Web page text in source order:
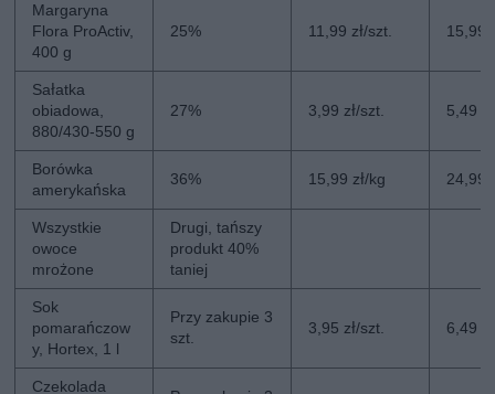
Margaryna
Flora ProActiv,
400 g
25% 11,99 zł/szt. 15,99
Sałatka
obiadowa,
880/430-550 g
27% 3,99 zł/szt. 5,49
Borówka
amerykańska
36% 15,99 zł/kg 24,99
Wszystkie
owoce
mrożone
Drugi, tańszy
produkt 40%
taniej
Sok
pomarańczow
y, Hortex, 1 l
Przy zakupie 3
szt.
3,95 zł/szt. 6,49
Czekolada